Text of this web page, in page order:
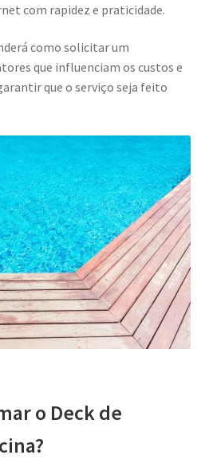
com rapidez e praticidade.
como solicitar um
que influenciam os custos e
que o serviço seja feito
o Deck de